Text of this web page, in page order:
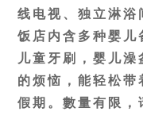
线电视、独立淋浴
饭店内含多种婴儿
儿童牙刷，婴儿
的烦恼，能轻松带
假期。數量有限，